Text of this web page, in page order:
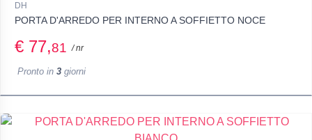
DH
PORTA D'ARREDO PER INTERNO A SOFFIETTO NOCE
€ 77,81 / nr
Pronto in 3 giorni